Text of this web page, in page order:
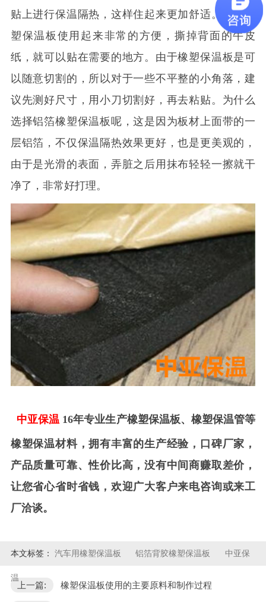
贴上进行保温隔热，这样住起来更加舒适。背胶橡
塑保温板使用起来非常的方便，撕掉背面的牛皮
纸，就可以贴在需要的地方。由于橡塑保温板是可
以随意切割的，所以对于一些不平整的小角落，建
议先测好尺寸，用小刀切割好，再去粘贴。为什么
选择铝箔橡塑保温板呢，这是因为板材上面带的一
层铝箔，不仅保温隔热效果更好，也是更美观的，
由于是光滑的表面，弄脏之后用抹布轻轻一擦就干
净了，非常好打理。
中亚保温 16年专业生产橡塑保温板、橡塑保温管等
橡塑保温材料，拥有丰富的生产经验，口碑厂家，
产品质量可靠、性价比高，没有中间商赚取差价，
让您省心省时省钱，欢迎广大客户来电咨询或来工
厂洽谈。
本文标签： 汽车用橡塑保温板 铝箔背胶橡塑保温板 中亚保
温
上一篇: 橡塑保温板使用的主要原料和制作过程